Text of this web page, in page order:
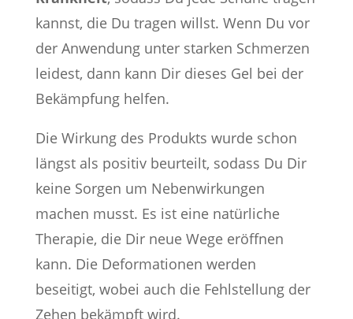
kannst, die Du tragen willst. Wenn Du vor
der Anwendung unter starken Schmerzen
leidest, dann kann Dir dieses Gel bei der
Bekämpfung helfen.
Die Wirkung des Produkts wurde schon
längst als positiv beurteilt, sodass Du Dir
keine Sorgen um Nebenwirkungen
machen musst. Es ist eine natürliche
Therapie, die Dir neue Wege eröffnen
kann. Die Deformationen werden
beseitigt, wobei auch die Fehlstellung der
Zehen bekämpft wird.